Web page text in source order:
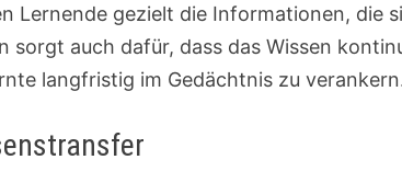
Lernende gezielt die Informationen, die
auch dafür, dass das Wissen
langfristig im Gedächtnis zu